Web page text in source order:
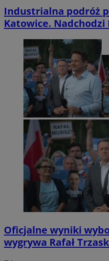
Industrialna podróż
Katowice. Nadchodzi
Oficjalne wyniki
wygrywa Rafał